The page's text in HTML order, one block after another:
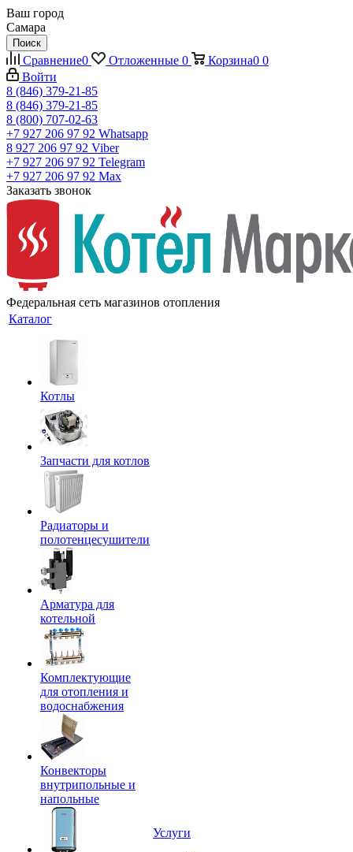
Ваш город
Самара
Поиск
Сравнение0 Отложенные 0 Корзина0 0
Войти
8 (846) 379-21-85
8 (846) 379-21-85
8 (800) 707-02-63
+7 927 206 97 92 Whatsapp
8 927 206 97 92 Viber
+7 927 206 97 92 Telegram
+7 927 206 97 92 Max
Заказать звонок
Федеральная сеть магазинов отопления
Каталог
Котлы
Запчасти для котлов
Радиаторы и
полотенцесушители
Арматура для
котельной
Комплектующие
для отопления и
водоснабжения
Конвекторы
внутрипольные и
напольные
Услуги